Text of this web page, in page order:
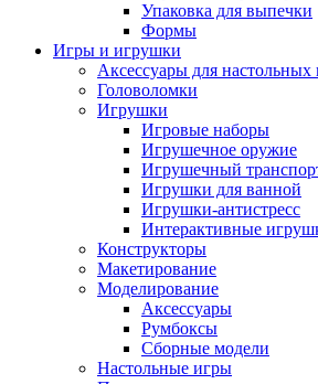
Упаковка для выпечки
Формы
Игры и игрушки
Аксессуары для настольных
Головоломки
Игрушки
Игровые наборы
Игрушечное оружие
Игрушечный
Игрушки для ванной
Игрушки-антистресс
Интерактивные
Конструкторы
Макетирование
Моделирование
Аксессуары
Румбоксы
Сборные модели
Настольные игры